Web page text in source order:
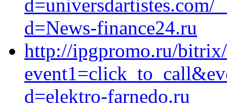
d=universdartistes.com/
d=News-finance24.ru
http://ipgpromo.ru/
d=elektro-farnedo.ru